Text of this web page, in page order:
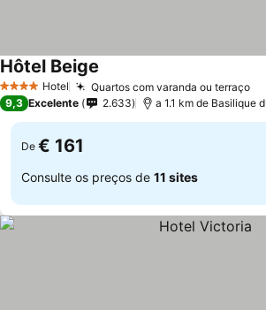
4 EstrelasHotel Quartos com varanda ou terraço
Hôtel Beige
9,3 Excelente 2.633 a 1.1 km de Basilique
De € 161
Consulte os preços de 11 sites